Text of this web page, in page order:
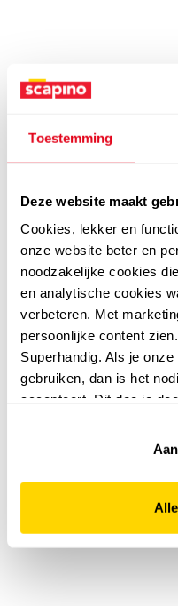
Toestemming
Deze website maakt
Cookies, lekker en
onze website beter en
noodzakelijke cookies
en analytische cookies
verbeteren. Met
persoonlijke content
Superhandig. Als je
gebruiken, dan is het
accepteert. Dit doe je
website niet optimaal